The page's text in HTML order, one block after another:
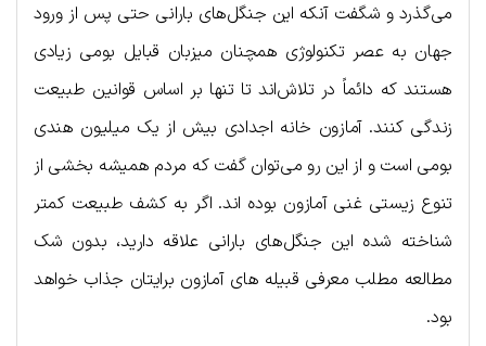
می‌گذرد و شگفت آنکه این جنگل‌های بارانی حتی پس از ورود
جهان به عصر تکنولوژی همچنان میزبان قبایل بومی زیادی
هستند که دائماً در تلاش‌اند تا تنها بر اساس قوانین طبیعت
زندگی کنند. آمازون خانه اجدادی بیش از یک میلیون هندی
بومی است و از این رو می‌توان گفت که مردم همیشه بخشی از
تنوع زیستی غنی آمازون بوده اند. اگر به کشف طبیعت کمتر
شناخته شده این جنگل‌های بارانی علاقه دارید، بدون شک
مطالعه مطلب معرفی قبیله های آمازون برایتان جذاب خواهد
بود.